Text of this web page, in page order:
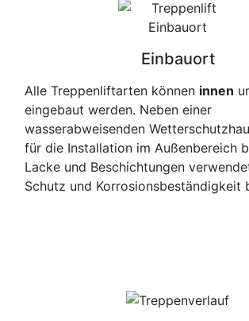
Einbauort
Alle Treppenliftarten können innen
eingebaut werden. Neben einer
wasserabweisenden
für die Installation im Außenbereich
Lacke und Beschichtungen
Schutz und Korrosionsbeständigkeit